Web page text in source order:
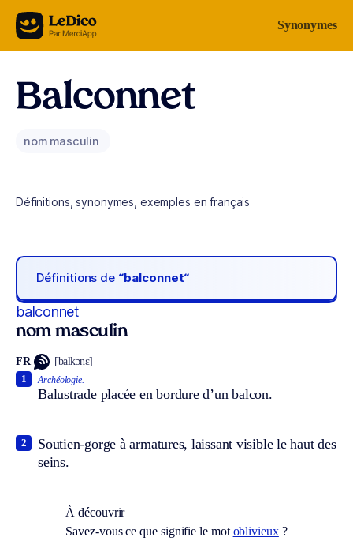
Aller au contenu Synonymes
Balconnet
nom masculin
Définitions, synonymes, exemples en français
Définitions de “balconnet“
balconnet
nom masculin
FR [balkɔnɛ]
Archéologie.
Balustrade placée en bordure d’un balcon.
1
Soutien-gorge à armatures, laissant visible le haut des
seins.
2
À découvrir
Savez-vous ce que signifie le mot oblivieux?